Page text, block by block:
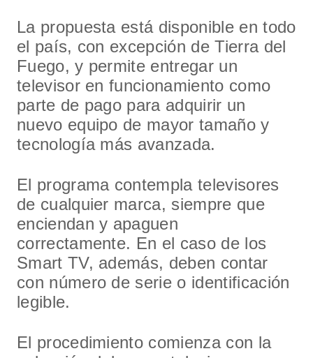
La propuesta está disponible en todo
el país, con excepción de Tierra del
Fuego, y permite entregar un
televisor en funcionamiento como
parte de pago para adquirir un
nuevo equipo de mayor tamaño y
tecnología más avanzada.
El programa contempla televisores
de cualquier marca, siempre que
enciendan y apaguen
correctamente. En el caso de los
Smart TV, además, deben contar
con número de serie o identificación
legible.
El procedimiento comienza con la